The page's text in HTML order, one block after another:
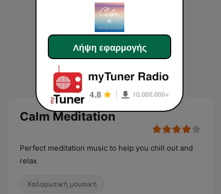
Calm Meditation
Perfect meditation music to help you chill out and
relax
Χαλαρωτική μουσική
Λήψη εφαρμογής